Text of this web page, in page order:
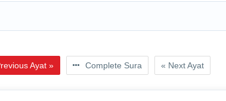
Ayat » Complete Sura « Next Ayat